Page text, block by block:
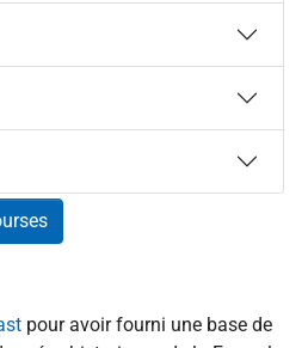
pour avoir fourni une base de